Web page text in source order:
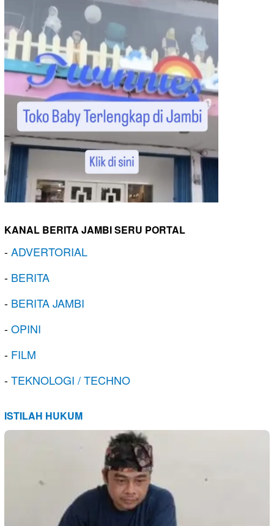
KANAL BERITA JAMBI SERU PORTAL
-ADVERTORIAL
- BERITA
- BERITA JAMBI
-OPINI
- FILM
-TEKNOLOGI / TECHNO
ISTILAH HUKUM